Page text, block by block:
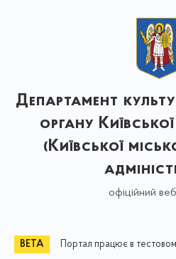
Департамент
органу
(Київської
офіційний
Портал працює в